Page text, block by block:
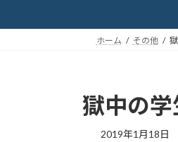
プ
動
ホーム その他
獄中の
2019年1月18日